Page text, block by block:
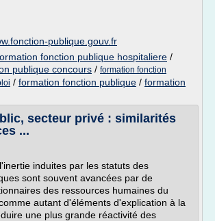
publique.gouv.fr
fonction publique hospitaliere /
publique concours / formation fonction
/ formation fonction publique / formation
secteur privé : similarités
...
induites par les statuts des
sont souvent avancées par de
des ressources humaines du
autant d'éléments d'explication à la
une plus grande réactivité des